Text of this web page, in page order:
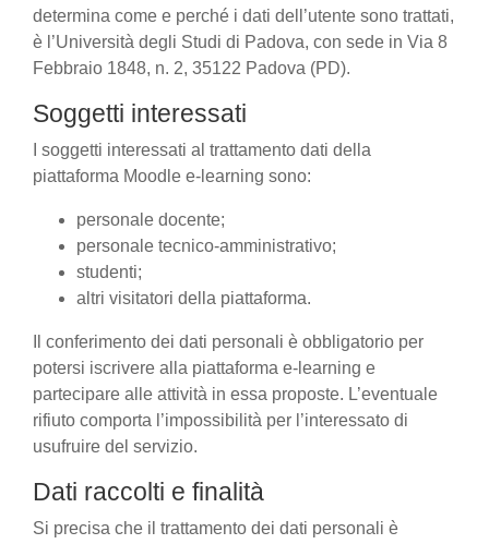
determina come e perché i dati dell’utente sono trattati,
è l’Università degli Studi di Padova, con sede in Via 8
Febbraio 1848, n. 2, 35122 Padova (PD).
Soggetti interessati
I soggetti interessati al trattamento dati della
piattaforma Moodle e-learning sono:
personale docente;
personale tecnico-amministrativo;
studenti;
altri visitatori della piattaforma.
Il conferimento dei dati personali è obbligatorio per
potersi iscrivere alla piattaforma e-learning e
partecipare alle attività in essa proposte. L’eventuale
rifiuto comporta l’impossibilità per l’interessato di
usufruire del servizio.
Dati raccolti e finalità
Si precisa che il trattamento dei dati personali è